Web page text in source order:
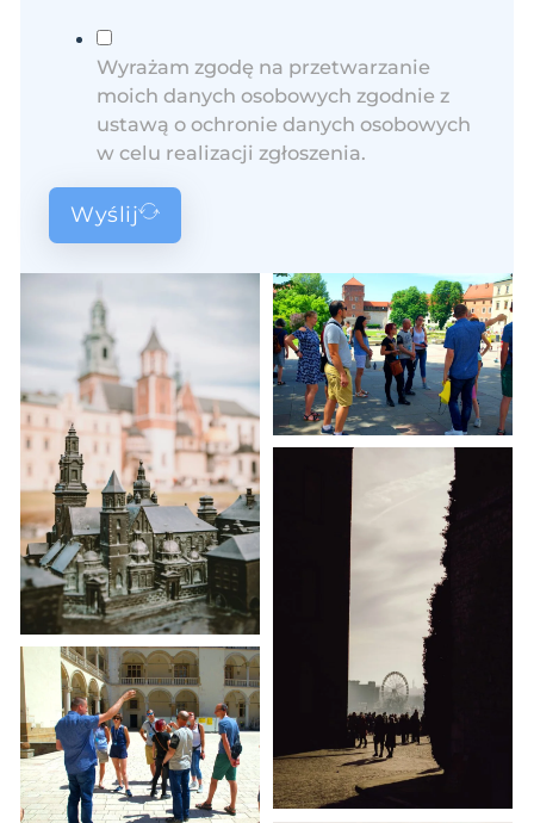
Wyrażam zgodę na przetwarzanie
moich danych osobowych zgodnie z
ustawą o ochronie danych osobowych
w celu realizacji zgłoszenia.
Wyślij